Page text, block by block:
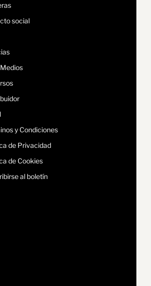
social
y Condiciones
de Privacidad
de Cookies
al boletín